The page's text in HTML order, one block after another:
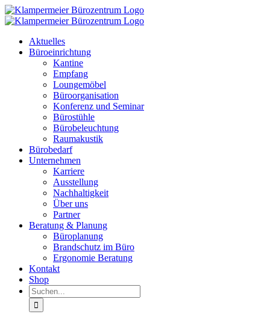
Zum
Inhalt
Aktuelles
Büroeinrichtung
Kantine
Empfang
Loungemöbel
Büroorganisation
Konferenz und Seminar
Bürostühle
Bürobeleuchtung
Raumakustik
Bürobedarf
Unternehmen
Karriere
Ausstellung
Nachhaltigkeit
Über uns
Partner
Beratung & Planung
Büroplanung
Brandschutz im Büro
Ergonomie Beratung
Kontakt
Shop
Suche
nach: